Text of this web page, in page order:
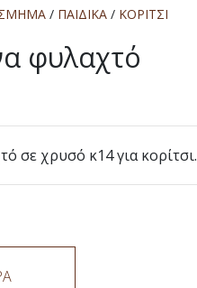
/ ΠΑΙΔΙΚΑ / ΚΟΡΙΤΣΙ
φυλαχτό
σε χρυσό κ14 για κορίτσι.